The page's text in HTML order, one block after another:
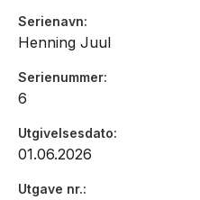
Serienavn
Henning Juul
Serienummer
6
Utgivelsesdato
01.06.2026
Utgave nr.